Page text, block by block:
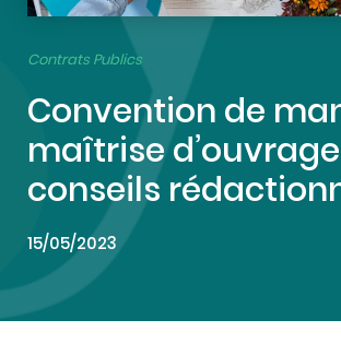
Contrats Publics
Convention de
maîtrise
conseils
15/05/2023